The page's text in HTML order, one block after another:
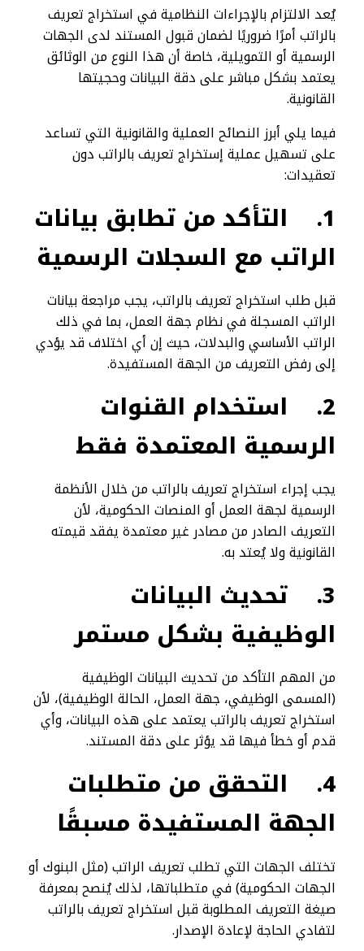
يُعد الالتزام بالإجراءات النظامية في استخراج تعريف
بالراتب أمرًا ضروريًا لضمان قبول المستند لدى الجهات
الرسمية أو التمويلية، خاصة أن هذا النوع من الوثائق
يعتمد بشكل مباشر على دقة البيانات وحجيتها
القانونية.
فيما يلي أبرز النصائح العملية والقانونية التي تساعد
على تسهيل عملية إستخراج تعريف بالراتب دون
تعقيدات:
1.
التأكد من تطابق بيانات
الراتب مع السجلات الرسمية
قبل طلب استخراج تعريف بالراتب، يجب مراجعة بيانات
الراتب المسجلة في نظام جهة العمل، بما في ذلك
الراتب الأساسي والبدلات، حيث إن أي اختلاف قد يؤدي
إلى رفض التعريف من الجهة المستفيدة.
2.
استخدام القنوات
الرسمية المعتمدة فقط
يجب إجراء استخراج تعريف بالراتب من خلال الأنظمة
الرسمية لجهة العمل أو المنصات الحكومية، لأن
التعريف الصادر من مصادر غير معتمدة يفقد قيمته
القانونية ولا يُعتد به.
3.
تحديث البيانات
الوظيفية بشكل مستمر
من المهم التأكد من تحديث البيانات الوظيفية
(المسمى الوظيفي، جهة العمل، الحالة الوظيفية)، لأن
استخراج تعريف بالراتب يعتمد على هذه البيانات، وأي
قدم أو خطأ فيها قد يؤثر على دقة المستند.
4.
التحقق من متطلبات
الجهة المستفيدة مسبقًا
تختلف الجهات التي تطلب تعريف الراتب (مثل البنوك أو
الجهات الحكومية) في متطلباتها، لذلك يُنصح بمعرفة
صيغة التعريف المطلوبة قبل استخراج تعريف بالراتب
لتفادي الحاجة لإعادة الإصدار.